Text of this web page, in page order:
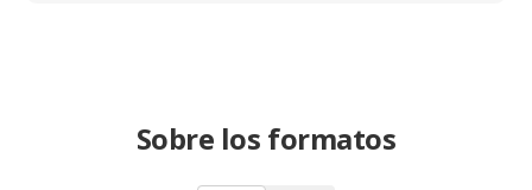
Sobre los formatos